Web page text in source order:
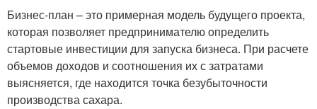
Бизнес-план – это примерная модель будущего проекта,
которая позволяет предпринимателю определить
стартовые инвестиции для запуска бизнеса. При расчете
объемов доходов и соотношения их с затратами
выясняется, где находится точка безубыточности
производства сахара.